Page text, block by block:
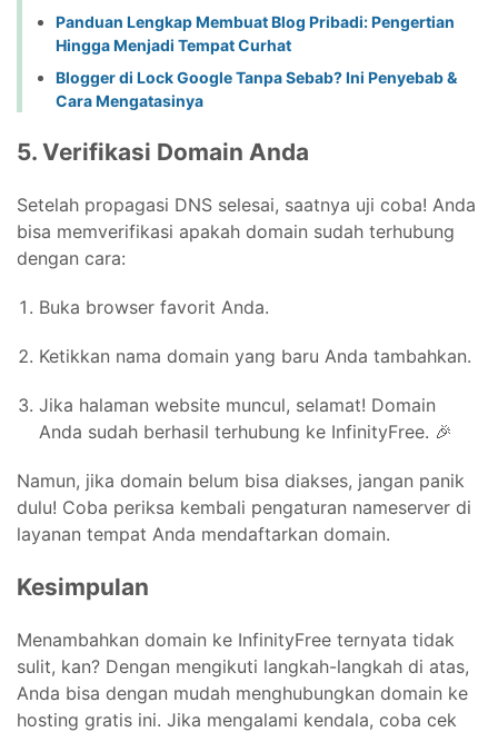
Panduan Lengkap Membuat Blog Pribadi: Pengertian
Hingga Menjadi Tempat Curhat
Blogger di Lock Google Tanpa Sebab? Ini Penyebab &
Cara Mengatasinya
5. Verifikasi Domain Anda
Setelah propagasi DNS selesai, saatnya uji coba! Anda
bisa memverifikasi apakah domain sudah terhubung
dengan cara:
Buka browser favorit Anda.
Ketikkan nama domain yang baru Anda tambahkan.
Jika halaman website muncul, selamat! Domain
Anda sudah berhasil terhubung ke InfinityFree. 🎉
Namun, jika domain belum bisa diakses, jangan panik
dulu! Coba periksa kembali pengaturan nameserver di
layanan tempat Anda mendaftarkan domain.
Kesimpulan
Menambahkan domain ke InfinityFree ternyata tidak
sulit, kan? Dengan mengikuti langkah-langkah di atas,
Anda bisa dengan mudah menghubungkan domain ke
hosting gratis ini. Jika mengalami kendala, coba cek